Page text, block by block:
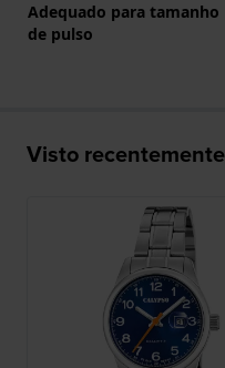
Adequado para tamanho
de pulso
Visto recentemente